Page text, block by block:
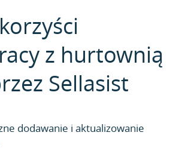
z hurtownią
Sellasist
dodawanie i aktualizowanie